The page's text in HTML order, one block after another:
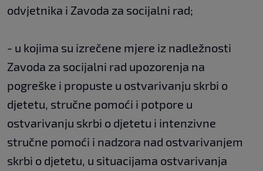
odvjetnika i Zavoda za socijalni rad;
- u kojima su izrečene mjere iz nadležnosti
Zavoda za socijalni rad upozorenja na
pogreške i propuste u ostvarivanju skrbi o
djetetu, stručne pomoći i potpore u
ostvarivanju skrbi o djetetu i intenzivne
stručne pomoći i nadzora nad ostvarivanjem
skrbi o djetetu, u situacijama ostvarivanja